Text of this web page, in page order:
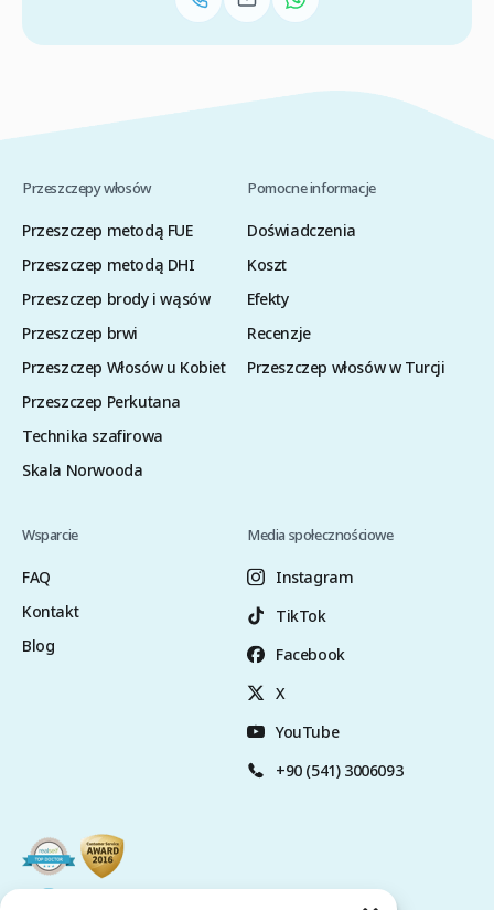
Przeszczepy włosów
Przeszczep metodą FUE
Przeszczep metodą DHI
Przeszczep brody i wąsów
Przeszczep brwi
Przeszczep Włosów u Kobiet
Przeszczep Perkutana
Technika szafirowa
Skala Norwooda
Pomocne informacje
Doświadczenia
Koszt
Efekty
Recenzje
Przeszczep włosów w Turcji
Wsparcie
FAQ
Kontakt
Blog
Media społecznościowe
Instagram
TikTok
Facebook
X
YouTube
+90 (541) 3006093